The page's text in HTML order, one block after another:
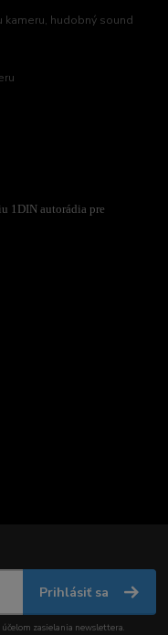
hudobný sound
1DIN autorádia pre
Prihlásiť sa
účelom zasielania newslettera.